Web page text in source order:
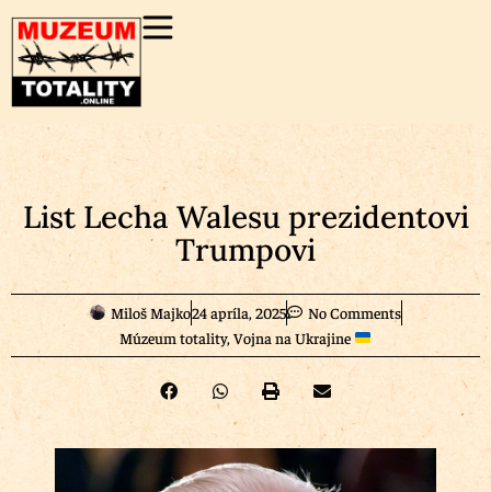
List Lecha Walesu prezidentovi
Trumpovi
Miloš Majko24 apríla, 2025
No Comments
Múzeum totality,Vojna na Ukrajine